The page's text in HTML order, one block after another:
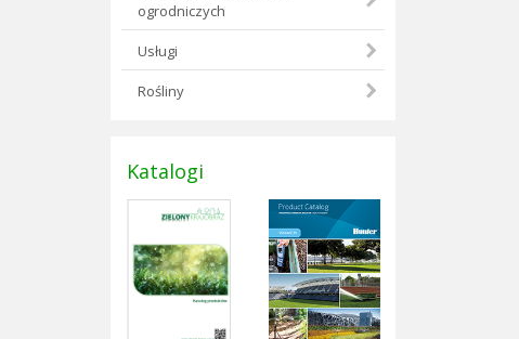
ogrodniczych
Usługi
Rośliny
Katalogi